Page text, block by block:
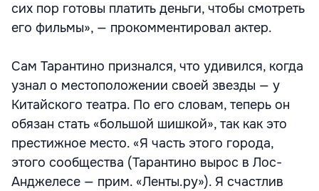
сих пор готовы платить деньги, чтобы смотреть
его фильмы», — прокомментировал актер.
Сам Тарантино признался, что удивился, когда
узнал о местоположении своей звезды — у
Китайского театра. По его словам, теперь он
обязан стать «большой шишкой», так как это
престижное место. «Я часть этого города,
этого сообщества (Тарантино вырос в Лос-
Анджелесе — прим. «Ленты.ру»). Я счастлив